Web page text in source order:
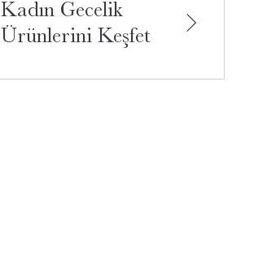
Kadın Gecelik
Ürünlerini Keşfet